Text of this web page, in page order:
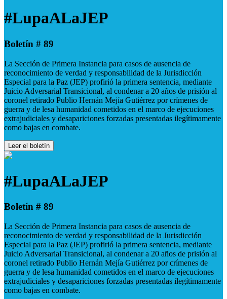
#LupaALaJEP
Boletín # 89
La Sección de Primera Instancia para casos de ausencia de
reconocimiento de verdad y responsabilidad de la Jurisdicción
Especial para la Paz (JEP) profirió la primera sentencia, mediante
Juicio Adversarial Transicional, al condenar a 20 años de prisión al
coronel retirado Publio Hernán Mejía Gutiérrez por crímenes de
guerra y de lesa humanidad cometidos en el marco de ejecuciones
extrajudiciales y desapariciones forzadas presentadas ilegítimamente
como bajas en combate.
Leer el boletín
#LupaALaJEP
Boletín # 89
La Sección de Primera Instancia para casos de ausencia de
reconocimiento de verdad y responsabilidad de la Jurisdicción
Especial para la Paz (JEP) profirió la primera sentencia, mediante
Juicio Adversarial Transicional, al condenar a 20 años de prisión al
coronel retirado Publio Hernán Mejía Gutiérrez por crímenes de
guerra y de lesa humanidad cometidos en el marco de ejecuciones
extrajudiciales y desapariciones forzadas presentadas ilegítimamente
como bajas en combate.